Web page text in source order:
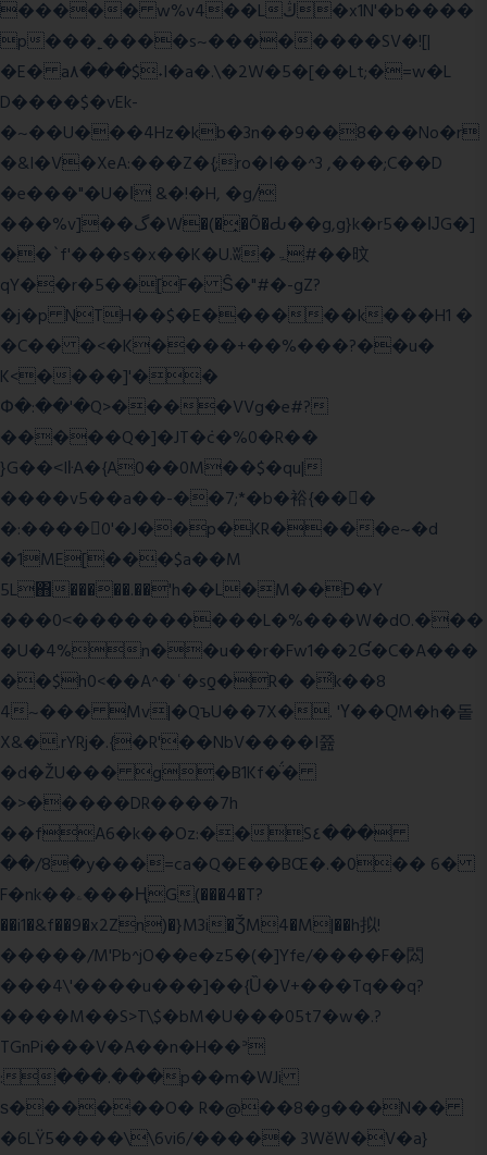
����� w%v4��Lڭ�x1N'�b����
p���˿����s~��������SV�![|
�E� a٨���$˖I�a�.\�2W�5�[��Lt;�=w�L
D����$�vEk-
�~��U���4Hz�kb�3n��9��8���No�r
�&I�V�XeA:���Z�{;ro�I��^3 ,���;C��D
�e���"�U�ǀ &�!�H, �g/
���%v]��گ�W�(�̟�Õ�Ԃ��g,g}k�r5��ĲG�]
��`f'���s�x��K�U.ʬ�ۃ#��旼
qY��r�5��[F� Ŝ�"#�-gZ?
�j�p NTH��$�E������k���H1 �
�C�� �<�K����+��%���?��u�
K<����]'��
Փ�:��'�Q>����VVg�e#?
�����Q�]�JT�݁c�%0�R��
}G��˂IŀA�{A0��0M��$�qu|
����v5��a��-��7;*�b�裕{���ً
�:����0'�J��p�KR����e~�d
�1ME[���$a��M
5L΋�����.��'h��L�M��Ɖ�Y
���0˂����������L�%���W�dO.���
�U�4%n��u��r�Fw1��2Ɠ�C�A���
��$h0<��A^�ʿ�sƍ�R� �͗k��8
4~��� Mv|�QъU��7X�. 'Ү��ԚM�h�돝
X&�.rYRj�.{�R'��NbV����I쯆
�d�ŽU��� g�B1Kf�̈́�
�>�����DR����7h
��fA6�k��Oz:��S٤���
��/8�y���=ca�Q�E��BŒ�.�0�� 6�
F�nk��ۦ���ҢG(���4�T?
��i1�&f��9�x2Zn)�}M3i�ǮM4�M|��h拟!
�����/M'Pb^jO��e�z5�(�]Yfe/����F�閦
���4\'����u���]��{Ȕ�V+���Tq��q?
����M��S>T\$�bM�U���05t7�w�.?
TGnPi���V�A��n�H��ᐣ
:���.���p��m�WJi
ѕ������O� R�@��8�g���N��
�6LŸ5����\\6vi6/����� 3WěW�V�a}